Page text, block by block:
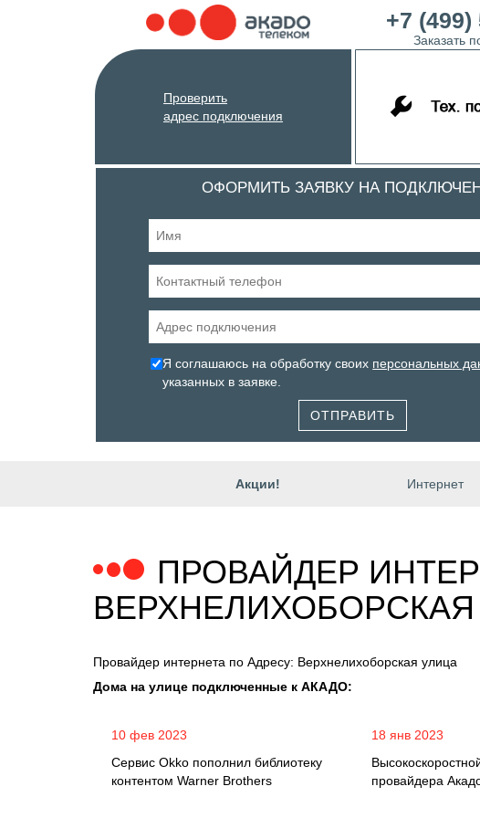
+7 (499)
Заказать
Проверить
адрес подключения
ОФОРМИТЬ ЗАЯВКУ НА
Я соглашаюсь на обработку своих персональных
указанных в заявке.
ОТПРАВИТЬ
Акции! Интернет
ПРОВАЙДЕР
Провайдер интернета по Адресу: Верхнелихоборская улица
Дома на улице подключенные к АКАДО:
10 фев 2023
Сервис Okko пополнил библиотеку
контентом Warner Brothers
18 янв 2023
провайдера